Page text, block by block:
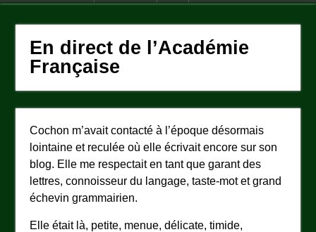
En direct de l’Académie
Française
Cochon m’avait contacté à l’époque désormais
lointaine et reculée où elle écrivait encore sur son
blog. Elle me respectait en tant que garant des
lettres, connoisseur du langage, taste-mot et grand
échevin grammairien.
Elle était là, petite, menue, délicate, timide,